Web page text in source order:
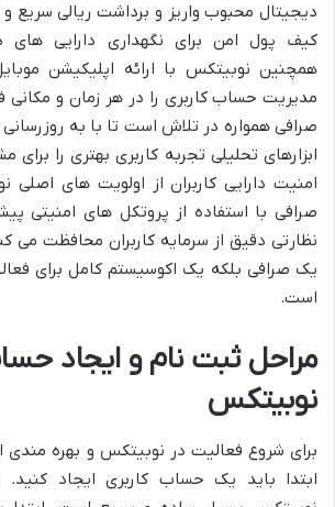
دیجیتال محبوب واریز و برداشت ریالی سریع
کیف پول امن برای نگهداری دارایی های
همچنین نوبیتکس با ارائه اپلیکیشن
مدیریت حساب کاربری را در هر زمان و مکانی
صرافی همواره در تلاش است تا با به روزرسانی
ابزارهای تحلیلی تجربه کاربری بهتری را برای
امنیت دارایی کاربران از اولویت های
صرافی با استفاده از پروتکل های امنیتی
نظارتی دقیق از سرمایه کاربران محافظت می
یک صرافی بلکه یک اکوسیستم کامل برای
است.
مراحل ثبت نام و ایجاد
نوبیتکس
برای شروع فعالیت در نوبیتکس و بهره مندی
ابتدا باید یک حساب کاربری ایجاد کنید.